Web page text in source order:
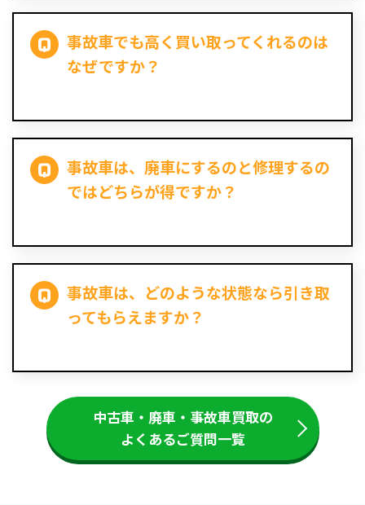
事故車でも高く買い取ってくれるのは
なぜですか？
事故車は、廃車にするのと修理するの
ではどちらが得ですか？
事故車は、どのような状態なら引き取
ってもらえますか？
中古車・廃車・事故車買取の
よくあるご質問一覧